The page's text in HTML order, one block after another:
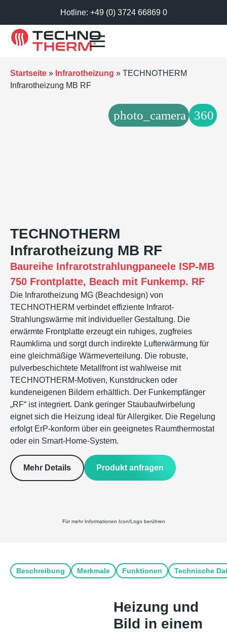
Hotline: +49 (0) 3724 66869 0
Startseite » Infrarotheizung » TECHNOTHERM
Infrarotheizung MB RF
TECHNOTHERM
Infrarotheizung MB RF
Baureihe Infrarotstrahlungpaneele ISP-MB
750 Frontplatte, Beach mit Funkemp. RF
Die Infrarotheizung MG (Beachdesign) von
TECHNOTHERM verbindet effiziente Infrarot-
Strahlungswärme mit individueller Gestaltung. Die
erwärmte Frontplatte erzeugt ein ruhiges, zugfreies
Raumklima und sorgt durch indirekte Lufterwärmung für
eine gleichmäßige Wärmeverteilung. Die robuste,
pulverbeschichtete Metallfront ist wahlweise mit
TECHNOTHERM-Motiven, Kunstdrucken oder
kundeneigenen Bildern erhältlich. Der Funkempfänger
„RF“ ist integriert. Dank geringer Staubaufwirbelung
eignet sich die Heizung ideal für Allergiker. Die Regelung
erfolgt ErP-konform über ein geeignetes Raumthermostat
oder ein Smart-Home-System.
Mehr Details Produkt anfragen
Für mehr Informationen Icon/Logo berühren
Beschreibung Merkmale Funktionen Technische
Heizung und
Bild in einem